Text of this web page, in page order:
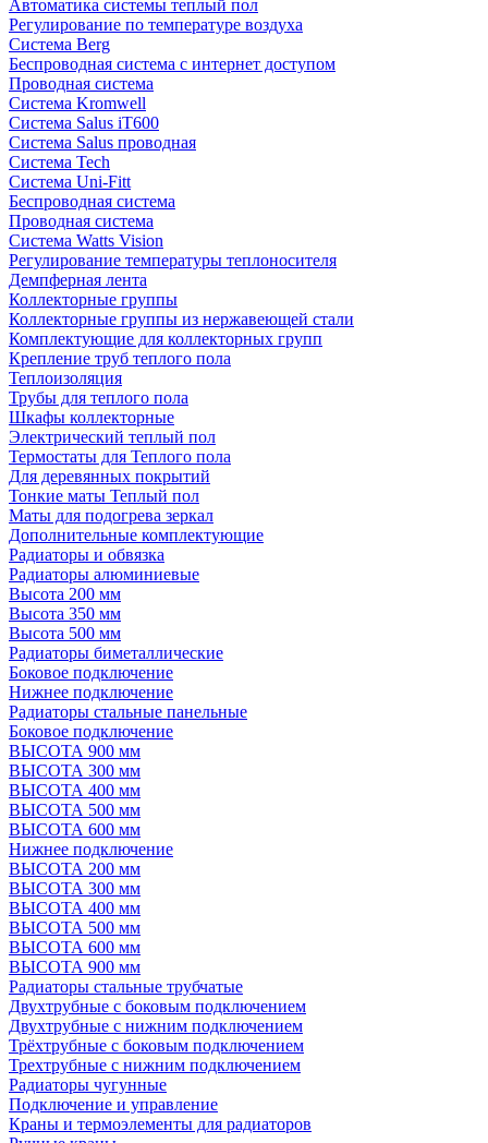
Автоматика системы теплый пол
Регулирование по температуре воздуха
Система Berg
Беспроводная система с интернет доступом
Проводная система
Система Kromwell
Система Salus iT600
Система Salus проводная
Система Tech
Система Uni-Fitt
Беспроводная система
Проводная система
Система Watts Vision
Регулирование температуры теплоносителя
Демпферная лента
Коллекторные группы
Коллекторные группы из нержавеющей стали
Комплектующие для коллекторных групп
Крепление труб теплого пола
Теплоизоляция
Трубы для теплого пола
Шкафы коллекторные
Электрический теплый пол
Термостаты для Теплого пола
Для деревянных покрытий
Тонкие маты Теплый пол
Маты для подогрева зеркал
Дополнительные комплектующие
Радиаторы и обвязка
Радиаторы алюминиевые
Высота 200 мм
Высота 350 мм
Высота 500 мм
Радиаторы биметаллические
Боковое подключение
Нижнее подключение
Радиаторы стальные панельные
Боковое подключение
ВЫСОТА 900 мм
ВЫСОТА 300 мм
ВЫСОТА 400 мм
ВЫСОТА 500 мм
ВЫСОТА 600 мм
Нижнее подключение
ВЫСОТА 200 мм
ВЫСОТА 300 мм
ВЫСОТА 400 мм
ВЫСОТА 500 мм
ВЫСОТА 600 мм
ВЫСОТА 900 мм
Радиаторы стальные трубчатые
Двухтрубные с боковым подключением
Двухтрубные с нижним подключением
Трёхтрубные с боковым подключением
Трехтрубные с нижним подключением
Радиаторы чугунные
Подключение и управление
Краны и термоэлементы для радиаторов